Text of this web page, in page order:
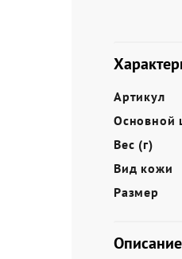
Артикул
Основной
Вес (г)
Вид кожи
Размер
Описание